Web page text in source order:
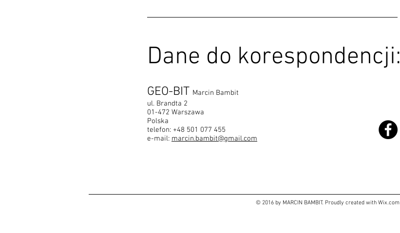
Dane do korespondencji:
GEO-BIT Marcin Bambit
ul. Brandta 2
01-472 Warszawa
Polska
telefon: +48 501 077 455
e-mail: marcin.bambit@gmail.com
© 2016 by MARCIN BAMBIT. Proudly created with Wix.com